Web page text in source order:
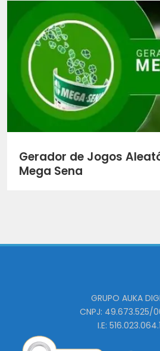
Gerador de Jogos
Mega Sena
GRUPO AUKA
CNPJ: 49.673.525/
I.E: